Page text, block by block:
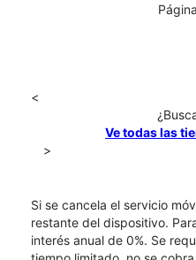
<
Ve todas las
>
Si se cancela el servicio
restante del dispositivo.
interés anual de 0%. Se